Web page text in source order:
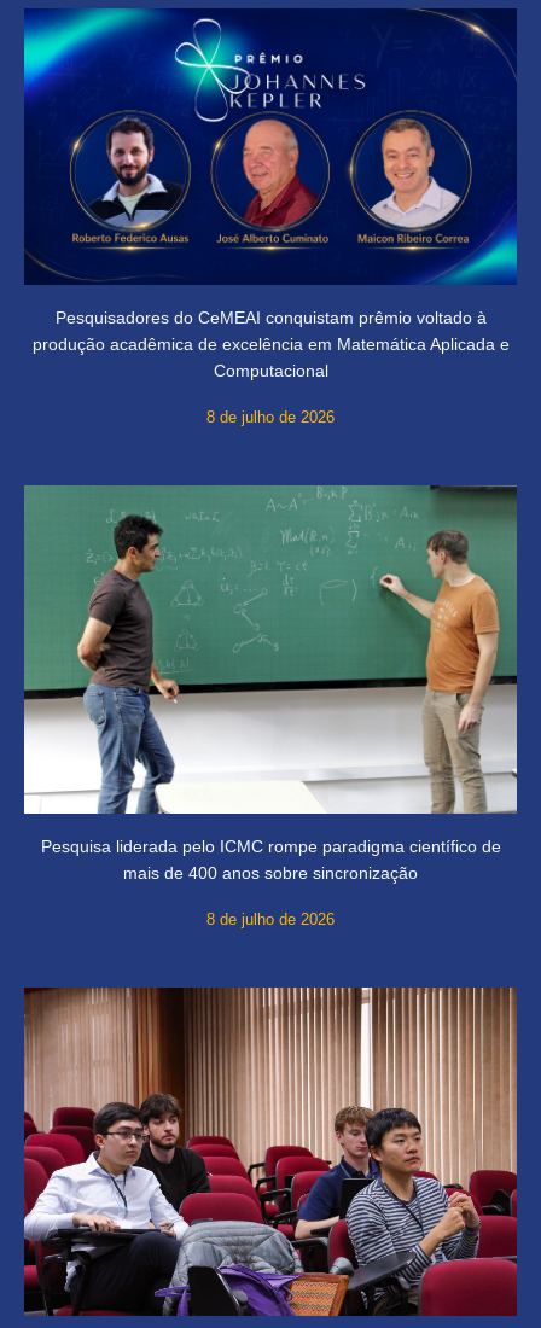
Pesquisadores do CeMEAI conquistam prêmio voltado à
produção acadêmica de excelência em Matemática Aplicada e
Computacional
8 de julho de 2026
Pesquisa liderada pelo ICMC rompe paradigma científico de
mais de 400 anos sobre sincronização
8 de julho de 2026